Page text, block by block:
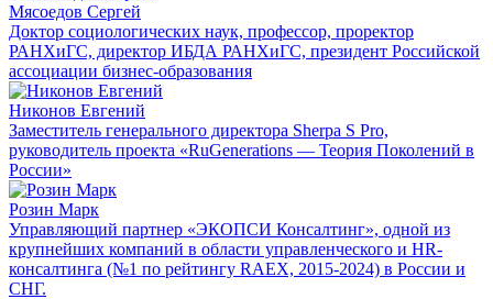
Мясоедов Сергей
Доктор социологических наук, профессор, проректор
РАНХиГС, директор ИБДА РАНХиГС, президент Российской
ассоциации бизнес-образования
Никонов Евгений
Заместитель генерального директора Sherpa S Pro,
руководитель проекта «‎RuGenerations — Теория Поколений в
России»
Розин Марк
Управляющий партнер «ЭКОПСИ Консалтинг», одной из
крупнейших компаний в области управленческого и HR-
консалтинга (№1 по рейтингу RAEX, 2015-2024) в России и
СНГ.